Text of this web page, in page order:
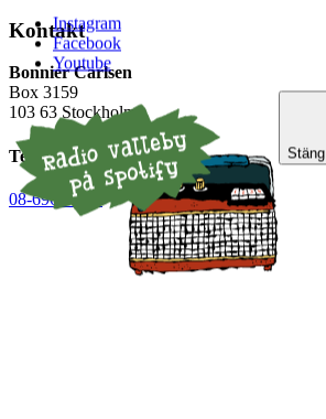
Kontakt
Bonnier Carlsen
Box 3159
103 63 Stockholm
Telefonväxel
08-696 89 30
Instagram
Facebook
Youtube
Stäng